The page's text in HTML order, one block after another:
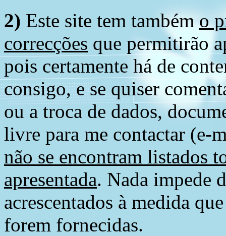
2) Este site tem tambémo
correcções que permitirão
pois certamente há de
consigo, e se quiser
ou a troca de dados,
livre para me contactar (e-
não se encontram listados
apresentada. Nada impede
acrescentados à medida
forem fornecidas.